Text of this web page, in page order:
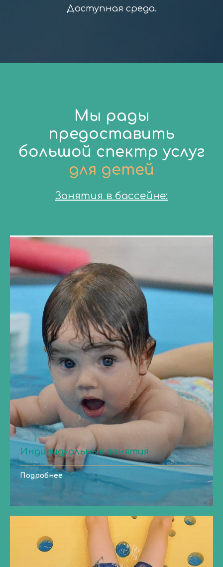
Доступная среда.
Мы рады
предоставить
большой спектр услуг
для детей
Занятия в бассейне:
Индивидуальные занятия
Подробнее